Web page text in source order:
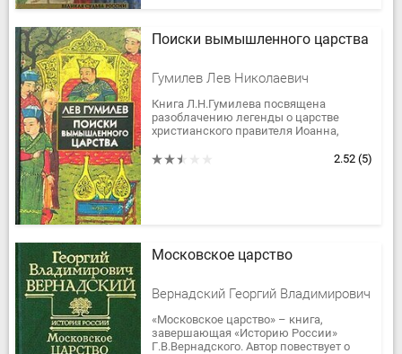
Поиски вымышленного царства
Гумилев Лев Николаевич
Книга Л.Н.Гумилева посвящена
разоблачению легенды о царстве
христианского правителя Иоанна,
Азии в XII веке. Автор проводит
2.52 (5)
Московское царство
Вернадский Георгий Владимирович
«Московское царство» – книга,
завершающая «Историю России»
Г.В.Вернадского. Автор повествует о